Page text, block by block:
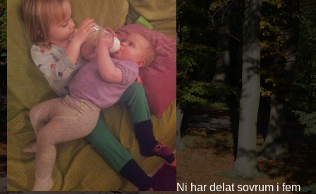
Ni har delat sovrum i fem